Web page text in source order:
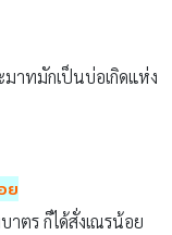
มาทมักเป็นบ่อเกิดแห่ง
ย
ตร ก็ได้สั่งเณรน้อย